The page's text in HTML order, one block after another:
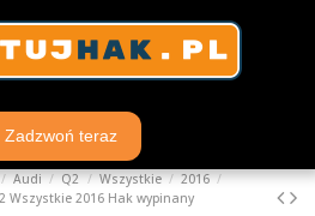
Zadzwoń teraz
Audi Q2 Wszystkie
2016
Wszystkie 2016 Hak wypinany